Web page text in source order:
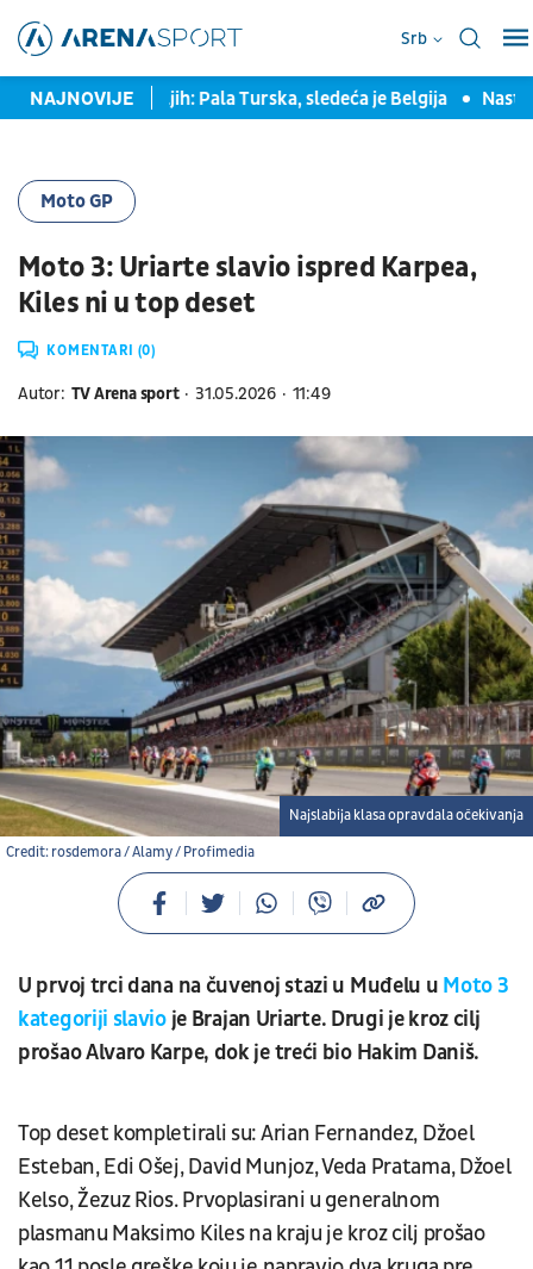
Srb
NAJNOVIJE
osam najboljih: Pala Turska, sledeća je Belgija Nastavlja
Moto GP
Moto 3: Uriarte slavio ispred Karpea,
Kiles ni u top deset
KOMENTARI (0)
Autor: TV Arena sport 31.05.2026 11:49
Credit: rosdemora / Alamy / Profimedia
Najslabija klasa opravdala očekivanja
U prvoj trci dana na čuvenoj stazi u Muđelu u Moto 3
kategoriji slavioje Brajan Uriarte. Drugi je kroz cilj
prošao Alvaro Karpe, dok je treći bio Hakim Daniš.
Top deset kompletirali su: Arian Fernandez, Džoel
Esteban, Edi Ošej, David Munjoz, Veda Pratama, Džoel
Kelso, Žezuz Rios. Prvoplasirani u generalnom
plasmanu Maksimo Kiles na kraju je kroz cilj prošao